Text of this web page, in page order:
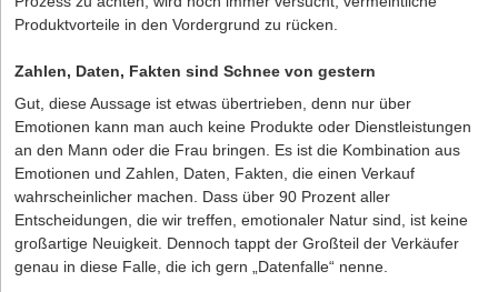
Produktvorteile in den Vordergrund zu rücken.
Zahlen, Daten, Fakten sind Schnee von gestern
Gut, diese Aussage ist etwas übertrieben, denn nur über
Emotionen kann man auch keine Produkte oder Dienstleistungen
an den Mann oder die Frau bringen. Es ist die Kombination aus
Emotionen und Zahlen, Daten, Fakten, die einen Verkauf
wahrscheinlicher machen. Dass über 90 Prozent aller
Entscheidungen, die wir treffen, emotionaler Natur sind, ist keine
großartige Neuigkeit. Dennoch tappt der Großteil der Verkäufer
genau in diese Falle, die ich gern „Datenfalle“ nenne.